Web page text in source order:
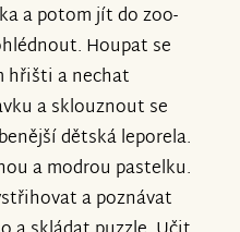
a potom jít do zoo-
Houpat se
hřišti a nechat
a sklouznout se
dětská leporela.
a modrou pastelku.
a poznávat